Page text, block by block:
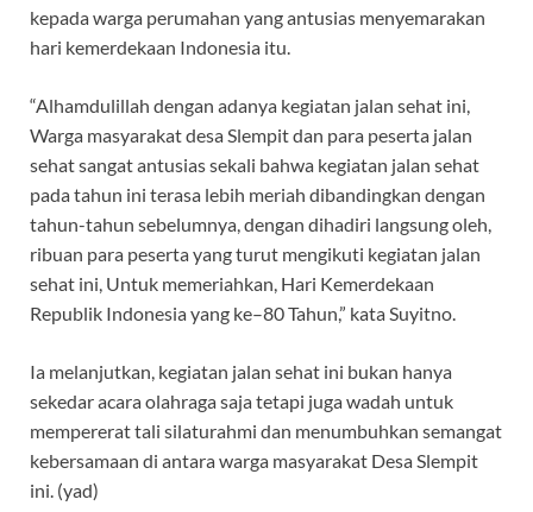
kepada warga perumahan yang antusias menyemarakan
hari kemerdekaan Indonesia itu.
“Alhamdulillah dengan adanya kegiatan jalan sehat ini,
Warga masyarakat desa Slempit dan para peserta jalan
sehat sangat antusias sekali bahwa kegiatan jalan sehat
pada tahun ini terasa lebih meriah dibandingkan dengan
tahun-tahun sebelumnya, dengan dihadiri langsung oleh,
ribuan para peserta yang turut mengikuti kegiatan jalan
sehat ini, Untuk memeriahkan, Hari Kemerdekaan
Republik Indonesia yang ke–80 Tahun,” kata Suyitno.
Ia melanjutkan, kegiatan jalan sehat ini bukan hanya
sekedar acara olahraga saja tetapi juga wadah untuk
mempererat tali silaturahmi dan menumbuhkan semangat
kebersamaan di antara warga masyarakat Desa Slempit
ini. (yad)